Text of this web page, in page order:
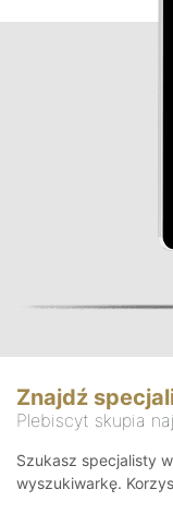
Znajdź
Plebiscyt skupia
Szukasz specjalisty
wyszukiwarkę.